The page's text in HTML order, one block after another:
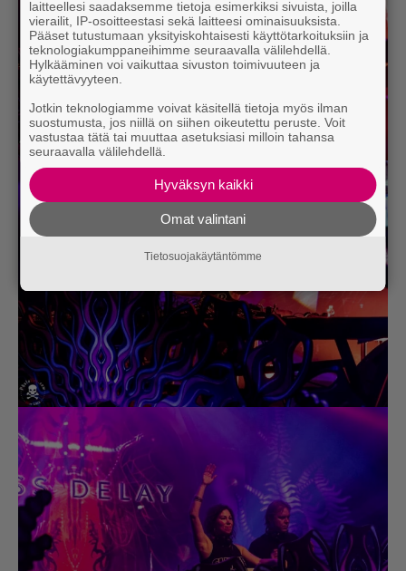
laitteellesi saadaksemme tietoja esimerkiksi sivuista, joilla
vierailit, IP-osoitteestasi sekä laitteesi ominaisuuksista.
Pääset tutustumaan yksityiskohtaisesti käyttötarkoituksiin ja
teknologiakumppaneihimme seuraavalla välilehdellä.
Hylkääminen voi vaikuttaa sivuston toimivuuteen ja
käytettävyyteen.
Jotkin teknologiamme voivat käsitellä tietoja myös ilman
suostumusta, jos niillä on siihen oikeutettu peruste. Voit
vastustaa tätä tai muuttaa asetuksiasi milloin tahansa
seuraavalla välilehdellä.
Hyväksyn kaikki
Omat valintani
Tietosuojakäytäntömme